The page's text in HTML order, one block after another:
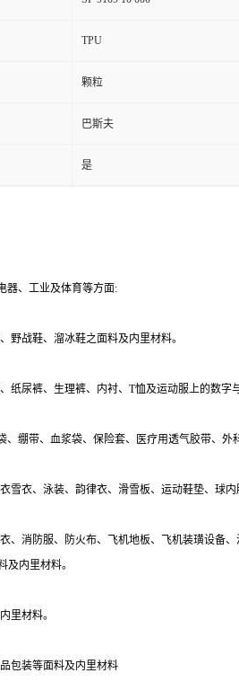
TPU
颗粒
巴斯夫
是
器、工业及体育等方面:
野战鞋、溜冰鞋之面料及内里材料。
纸尿裤、生理裤、内衬、T恤及运动服上的数字
、绷带、血浆袋、保险套、医疗用透气胶带、
雪衣、泳装、韵律衣、滑雪板、运动鞋垫、球
、消防服、防火布、飞机地板、飞机装璜设备
及内里材料。
里材料。
包装等面料及内里材料